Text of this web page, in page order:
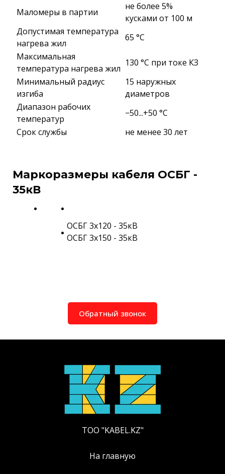
Маломеры в партии
не более 5%
кусками от 100 м
Допустимая температура
нагрева жил
65 °C
Максимальная
температура нагрева жил
130 °C при токе КЗ
Минимальный радиус
изгиба
15 наружных
диаметров
Диапазон рабочих
температур
−50...+50 °C
Срок службы
не менее 30 лет
Маркоразмеры кабеля ОСБГ -
35кВ
ОСБГ 3х120 - 35кВ
ОСБГ 3х150 - 35кВ
Обратный звонок
ТОО "KABEL.KZ"
На главную